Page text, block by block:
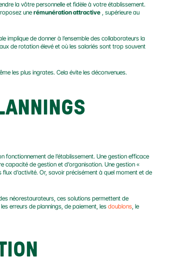
la vôtre personnelle et fidèle à votre établissement.
une rémunération attractive , supérieure au
implique de donner à l’ensemble des collaborateurs la
de rotation élevé et où les salariés sont trop souvent
les plus ingrates. Cela évite les déconvenues.
de l’établissement. Une gestion efficace
de gestion et d’organisation. Une gestion «
d’activité. Or, savoir précisément à quel moment et de
néorestaurateurs, ces solutions permettent de
erreurs de plannings, de paiement, les doublons, le